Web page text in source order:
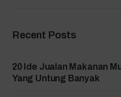
Recent Posts
20 Ide Jualan Makanan
Yang Untung Banyak